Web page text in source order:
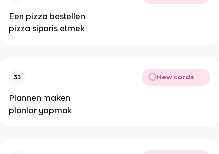
Een pizza bestellen
pizza siparis etmek
33 New cards
Plannen maken
planlar yapmak